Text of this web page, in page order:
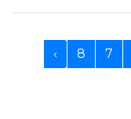
7
8
›